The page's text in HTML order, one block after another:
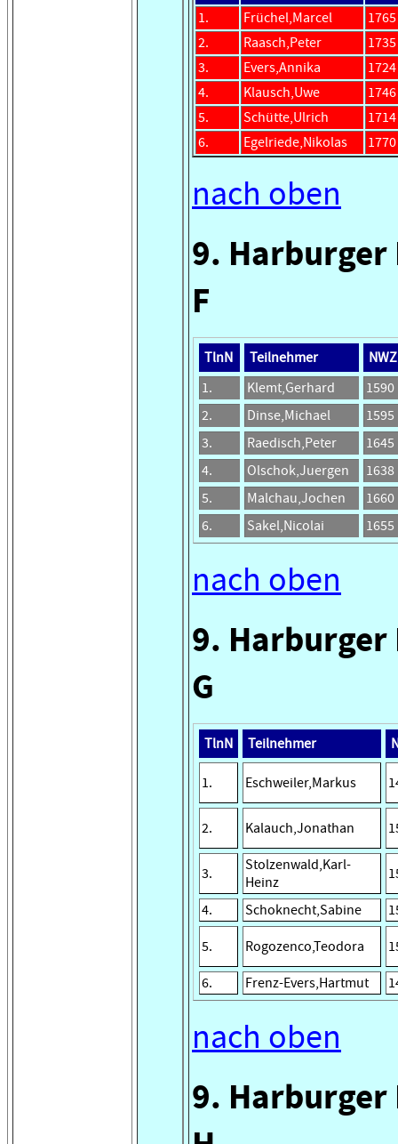
1.
Früchel,Marcel
1765
2.
Raasch,Peter
1735
3.
Evers,Annika
1724
4.
Klausch,Uwe
1746
5.
Schütte,Ulrich
1714
6.
Egelriede,Nikolas 1770
nach oben
9.
F
TlnN Teilnehmer
NWZ
1.
Klemt,Gerhard
1590
2.
Dinse,Michael
1595
3.
Raedisch,Peter
1645
4.
Olschok,Juergen
1638
5.
Malchau,Jochen
1660
6.
Sakel,Nicolai 1655
nach oben
9.
G
TlnN Teilnehmer
1. Eschweiler,Markus
2. Kalauch,Jonathan
3.
Stolzenwald,Karl-
Heinz
4. Schoknecht,Sabine
5. Rogozenco,Teodora
6. Frenz-Evers,Hartmut
nach oben
9.